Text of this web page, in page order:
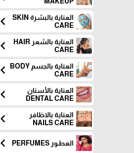
العناية بالبشرة SKIN
CARE
chevron_left
العناية بالشعر HAIR
CARE
chevron_left
العناية بالجسم BODY
CARE
chevron_left
العناية بالأسنان
DENTAL CARE
chevron_left
العناية بالاظافر
NAILS CARE
chevron_left
العطـور PERFUMES chevron_left